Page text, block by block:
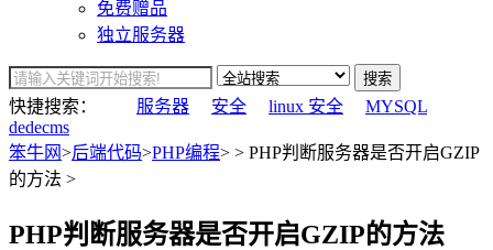
免费赠品
独立服务器
搜索
快捷搜索： 服务器 安全 linux 安全
MYSQL
dedecms
笨牛网>后端代码>PHP编程> > PHP判断服务器是否开启GZIP
的方法 >
PHP判断服务器是否开启GZIP的方法